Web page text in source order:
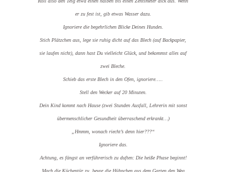
er zu fest ist, gib etwas Wasser dazu.
Ignoriere die begehrlichen Blicke Deines Hundes.
Stich Plätzchen aus, lege sie ruhig dicht auf das Blech (auf Backpapier,
sie laufen nicht), dann hast Du vielleicht Glück, und bekommst alles auf
zwei Bleche.
Schieb das erste Blech in den Ofen, ignoriere…..
Stell den Wecker auf 20 Minuten.
Dein Kind kommt nach Hause (zwei Stunden Ausfall, Lehrerin mit sonst
übermenschlicher Gesundheit überraschend erkrankt…)
„Hmmm, wonach riecht’s denn hier???“
Ignoriere das.
Achtung, es fängst an verführerisch zu duften: Die heiße Phase beginnt!